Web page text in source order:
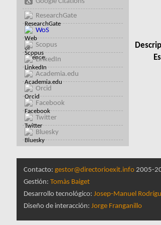
ResearchGate
WoS
Scopus
LinkedIn
Academia.edu
Orcid
Facebook
Twitter
Bluesky
Contacto: gestor@directorioexit.info 2005-
Gestión: Tomàs Baiget
Desarrollo tecnológico: Josep-Manuel
Diseño de interacción: Jorge Franganillo